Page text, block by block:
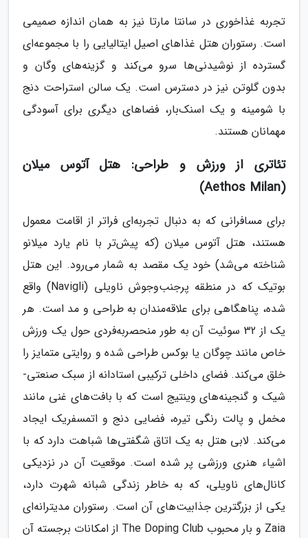
تجربه غذاخوری در سانتا مارتا نیز به همان اندازه صمیمی
است. رستوران هتل غذاهای اصیل ایتالیایی را با مجموعه‌ای
گسترده از نوشیدنی‌ها سرو می‌کند و گزینه‌های وگان و
بدون گلوتن نیز در دسترس است. یک سالن استراحت دنج
با شومینه و یک اسنک‌بار، فضاهای دیگری برای آسودگی
مهمانان هستند.
تئاتری از ورزش و طراحی: هتل آتوس میلان
(Aethos Milan)
برای مسافرانی که به دنبال تجربه‌ای فراتر از اقامت معمول
هستند، هتل آتوس میلان (که پیش‌تر با نام یارد میلانو
شناخته می‌شد) خود یک مقصد به شمار می‌رود. این هتل
بوتیک که در منطقه پرجنب‌وجوش ناویلی (Navigli) واقع
شده، پناهگاهی برای علاقه‌مندان به طراحی و مد است. هر
یک از 32 سوئیت آن به طور منحصربه‌فردی حول یک ورزش
خاص مانند چوگان یا بوکس طراحی شده و روایتی متمایز را
خلق می‌کند. فضای داخلی ترکیبی استادانه از سبک صنعتی-
شیک و گنجینه‌های وینتیج است که با بافت‌های غنی مانند
مخمل و پالت رنگی تیره، فضایی دنج و اتمسفریک ایجاد
می‌کند. لابی هتل به یک اتاق شگفتی‌ها شباهت دارد که با
اشیاء هنری ورزشی پر شده است. موقعیت آن در نزدیکی
کانال‌های ناویلی، که به خاطر زندگی شبانه شهرت دارد،
یکی از بزرگترین جذابیت‌های آن است. رستوران مدیترانه‌ای
Zaia و بار محبوب The Doping Club از امکانات برجسته آن